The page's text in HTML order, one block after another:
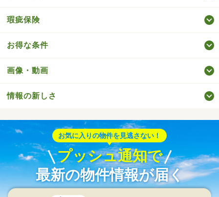
瑕疵保険
お得な条件
画像・動画
情報の新しさ
お気に入りの物件を見逃さない！
プッシュ通知で
最新の物件情報が届く